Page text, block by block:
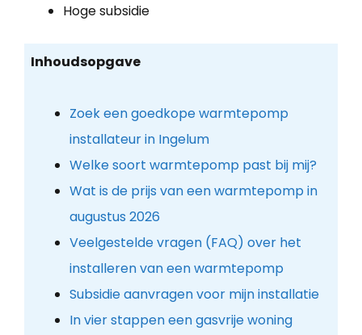
Hoge subsidie
Inhoudsopgave
Zoek een goedkope warmtepomp
installateur in Ingelum
Welke soort warmtepomp past bij mij?
Wat is de prijs van een warmtepomp in
augustus 2026
Veelgestelde vragen (FAQ) over het
installeren van een warmtepomp
Subsidie aanvragen voor mijn installatie
In vier stappen een gasvrije woning